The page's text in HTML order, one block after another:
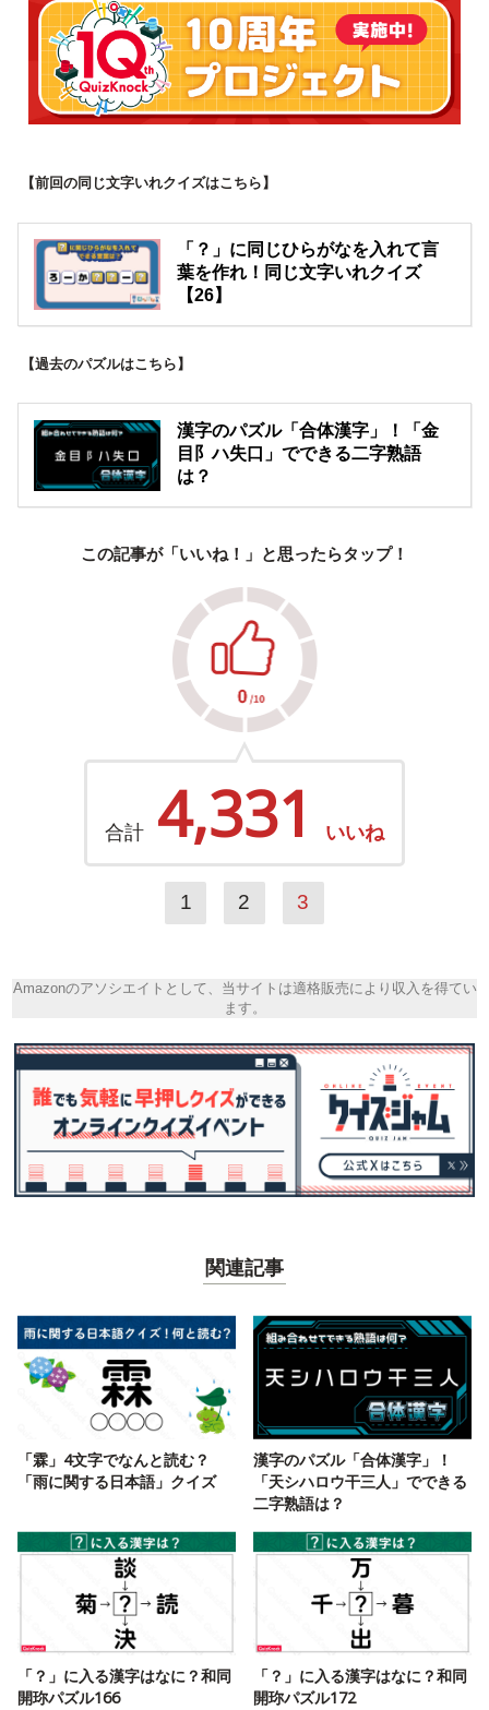
【前回の同じ文字いれクイズはこちら】
「？」に同じひらがなを入れて言
葉を作れ！同じ文字いれクイズ
【26】
【過去のパズルはこちら】
漢字のパズル「合体漢字」！「金
目阝ハ失口」でできる二字熟語
は？
この記事が「いいね！」と思ったらタップ！
合計 4,331 いいね
1 2 3
Amazonのアソシエイトとして、当サイトは適格販売により収入を得てい
ます。
関連記事
「霖」4文字でなんと読む？
「雨に関する日本語」クイズ
漢字のパズル「合体漢字」！
「天シハロウ干三人」でできる
二字熟語は？
「？」に入る漢字はなに？和同
開珎パズル166
「？」に入る漢字はなに？和同
開珎パズル172